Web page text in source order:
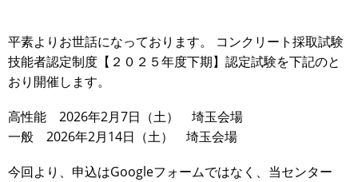
平素よりお世話になっております。 コンクリート採取試験
技能者認定制度【２０２５年度下期】認定試験を下記のと
おり開催します。
高性能 2026年2月7日（土） 埼玉会場
一般 2026年2月14日（土） 埼玉会場
今回より、申込はGoogleフォームではなく、当センター